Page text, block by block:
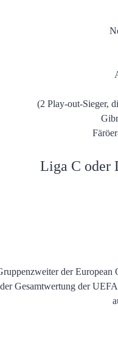
(2 Play-out-Sieger,
Liga C oder
der
Gesamtwertung der